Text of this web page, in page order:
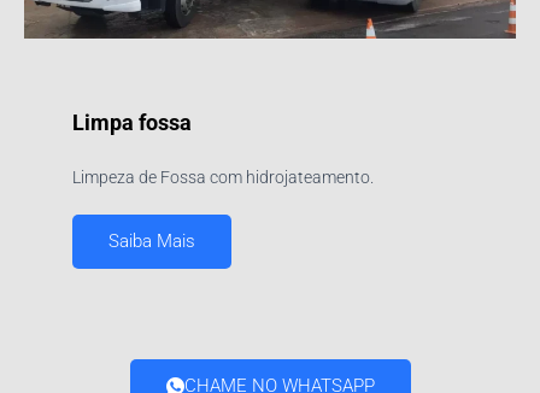
Limpa fossa
Limpeza de Fossa com hidrojateamento.
Saiba Mais
CHAME NO WHATSAPP